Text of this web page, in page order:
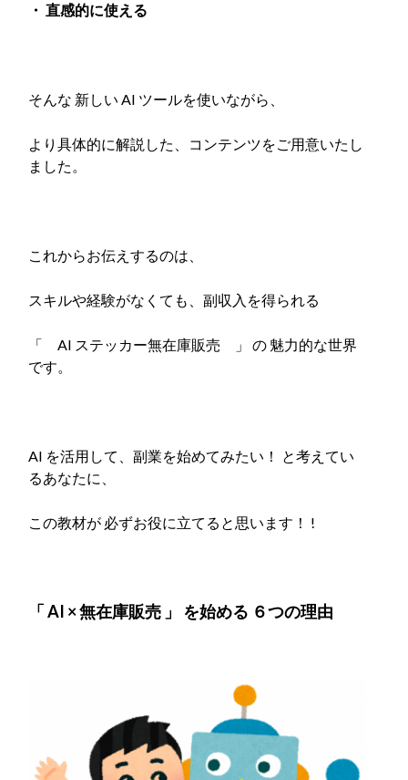
・ 直感的に使える
そんな 新しい AI ツールを使いながら、
より具体的に解説した、コンテンツをご用意いたし
ました。
これからお伝えするのは、
スキルや経験がなくても、副収入を得られる
「 AI ステッカー無在庫販売 」 の 魅力的な世界
です。
AI を活用して、副業を始めてみたい！ と考えてい
るあなたに、
この教材が 必ずお役に立てると思います！ !
「 AI × 無在庫販売 」 を始める ６つの理由